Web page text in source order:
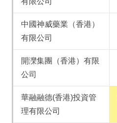
中國神威藥業（香港）
有限公司
開灤集團（香港）有限
公司
華融融德(香港)投資管
理有限公司